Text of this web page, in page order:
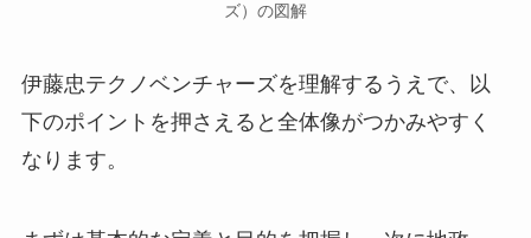
ズ）の図解
伊藤忠テクノベンチャーズを理解するうえで、以
下のポイントを押さえると全体像がつかみやすく
なります。